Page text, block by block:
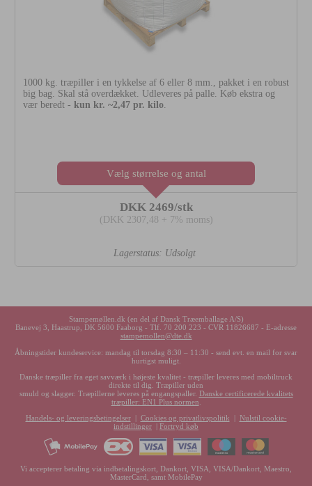
1000 kg. træpiller i en tykkelse af 6 eller 8 mm., pakket i en robust
big bag. Skal stå overdækket. Udleveres på palle. Køb ekstra og
vær beredt - kun kr. ~2,47 pr. kilo.
Vælg størrelse og antal
DKK 2469/stk
(DKK 2307,48 + 7% moms)
Lagerstatus: Udsolgt
Stampemøllen.dk (en del af Dansk Træemballage A/S)
Banevej 3, Haastrup, DK 5600 Faaborg - Tlf. 70 200 223 - CVR 11826687 - E-adresse
stampemollen@dte.dk
Åbningstider kundeservice: mandag til torsdag 8:30 – 11:30 - send evt. en mail for svar
hurtigst muligt.
Danske træpiller fra eget savværk i højeste kvalitet - træpiller leveres med mobiltruck
direkte til dig. Træpiller uden
smuld og slagger. Træpillerne leveres på engangspaller. Danske certificerede kvalitets
træpiller: EN1 Plus normen
Handels- og leveringsbetingelser| Cookiesog privatlivspolitik | Nulstil cookie-
indstillinger | Fortryd køb
Vi accepterer betaling via indbetalingskort, Dankort, VISA, VISA/Dankort, Maestro,
MasterCard, samt MobilePay